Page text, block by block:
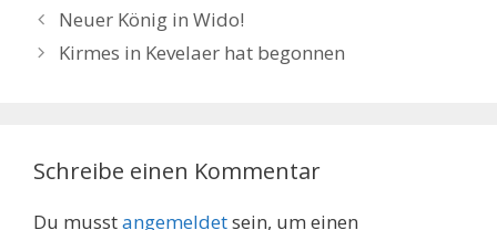
Neuer König in Wido!
Kirmes in Kevelaer hat begonnen
Schreibe einen Kommentar
Du musstangemeldetsein, um einen